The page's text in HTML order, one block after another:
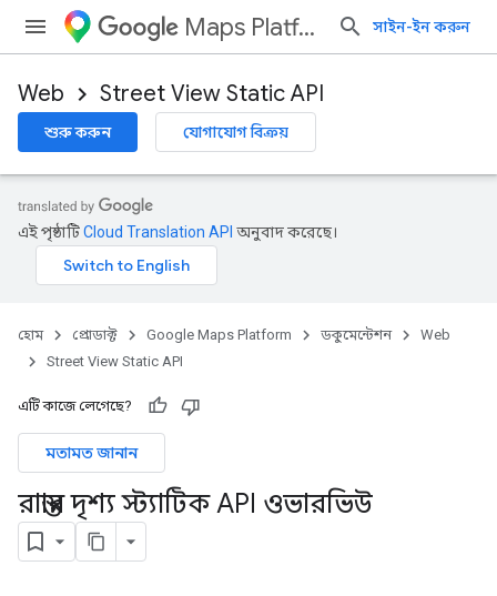
Maps Platform সাইন-ইন করুন
Web Street View Static API
শুরু করুন যোগাযোগ বিক্রয়
এই পৃষ্ঠাটিCloud Translation API অনুবাদ করেছে।
হোম প্রোডাক্ট Google Maps Platform ডকুমেন্টেশন
Web
Street View Static API
এটি কাজে লেগেছে?
মতামত জানান
রাস্তার দৃশ্য স্ট্যাটিক API ওভারভিউ